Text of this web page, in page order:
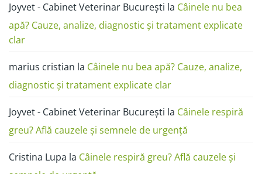
alergie
sau
Joyvet - Cabinet Veterinar București la Câinele nu bea
apă? Cauze, analize, diagnostic și tratament explicate
clar
marius cristian la Câinele nu bea apă? Cauze, analize,
diagnostic și tratament explicate clar
Joyvet - Cabinet Veterinar București la Câinele respiră
greu? Află cauzele și semnele de urgență
Cristina Lupa la Câinele respiră greu? Află cauzele și